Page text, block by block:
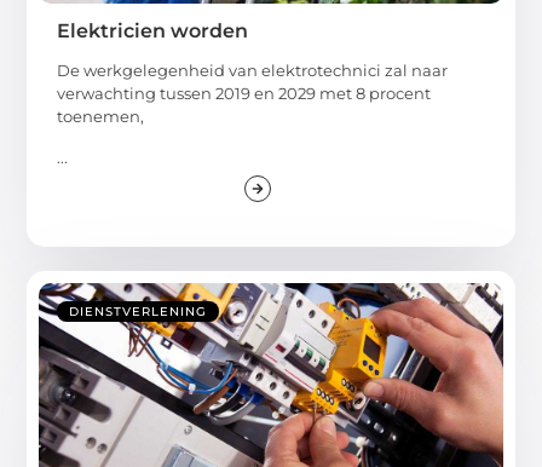
Elektricien worden
De werkgelegenheid van elektrotechnici zal naar
verwachting tussen 2019 en 2029 met 8 procent
toenemen,
...
DIENSTVERLENING